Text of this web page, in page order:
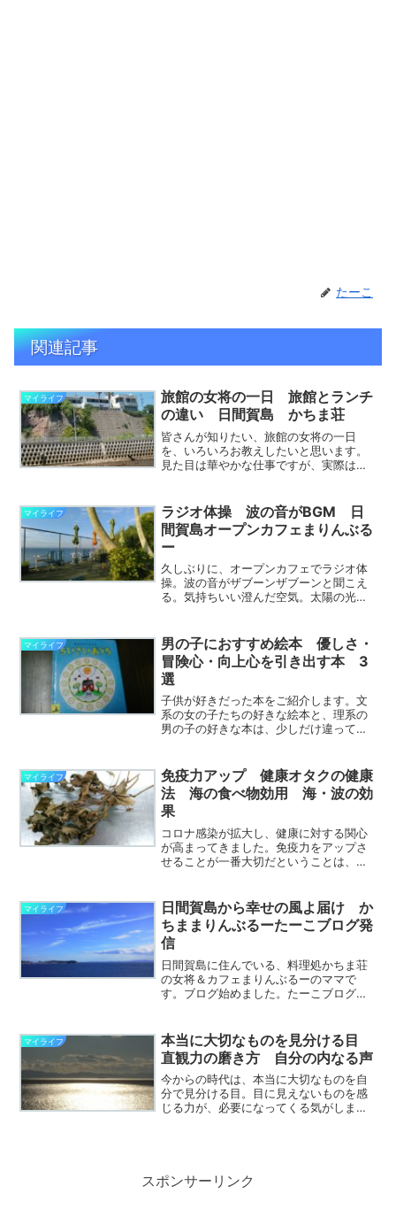
たーこ
関連記事
マイライフ
旅館の女将の一日 旅館とランチ
の違い 日間賀島 かちま荘
皆さんが知りたい、旅館の女将の一日
を、いろいろお教えしたいと思います。
見た目は華やかな仕事ですが、実際は肉
器洗い、布団敷き、布団たたみ。お客様
の準備、送迎、会計・・裏方...
マイライフ
ラジオ体操 波の音がBGM 日
間賀島オープンカフェまりんぶる
ー
久しぶりに、オープンカフェでラジオ体
操。波の音がザブーンザブーンと聞こえ
る。気持ちいい澄んだ空気。太陽の光。
声、波の音、自然と一体となって、ラジ
オ体操、最高に気持ちいい。...
マイライフ
男の子におすすめ絵本 優しさ・
冒険心・向上心を引き出す本 3
選
子供が好きだった本をご紹介します。文
系の女の子たちの好きな絵本と、理系の
男の子の好きな本は、少しだけ違ってい
を読んで、本好きな男の子に育ててくだ
さい。 ちなみに、女の子...
マイライフ
免疫力アップ 健康オタクの健康
法 海の食べ物効用 海・波の効
果
コロナ感染が拡大し、健康に対する関心
が高まってきました。免疫力をアップさ
せることが一番大切だということは、皆
など、いろいろ役立つ情報をお届けしま
す。 かくいう私自身は、...
マイライフ
日間賀島から幸せの風よ届け か
ちままりんぶるーたーこブログ発
信
日間賀島に住んでいる、料理処かちま荘
の女将＆カフェまりんぶるーのママで
す。ブログ始めました。たーこブログと
ます。日間賀島から海の癒しのエネルギ
ーと、幸せの風が届きますよ...
マイライフ
本当に大切なものを見分ける目
直観力の磨き方 自分の内なる声
今からの時代は、本当に大切なものを自
分で見分ける目。目に見えないものを感
じる力が、必要になってくる気がしま
スポンサーリンク